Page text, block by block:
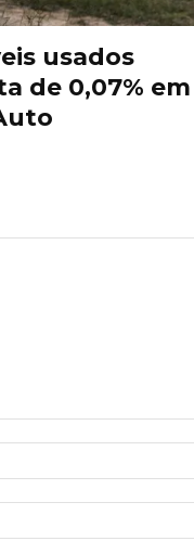
usados
de 0,07% em